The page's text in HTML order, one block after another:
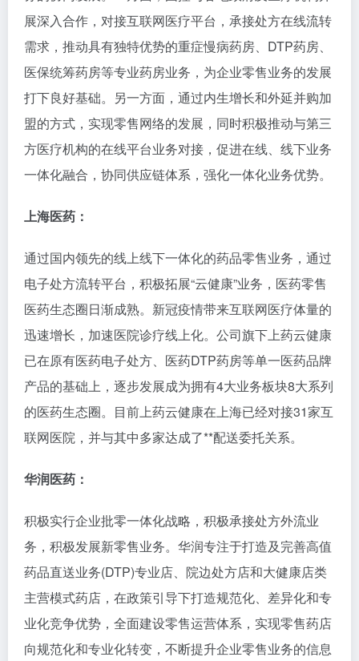
展深入合作，对接互联网医疗平台，承接处方在线流转
需求，推动具有独特优势的重症慢病药房、DTP药房、
医保统筹药房等专业药房业务，为企业零售业务的发展
打下良好基础。另一方面，通过内生增长和外延并购加
盟的方式，实现零售网络的发展，同时积极推动与第三
方医疗机构的在线平台业务对接，促进在线、线下业务
一体化融合，协同供应链体系，强化一体化业务优势。
上海医药：
通过国内领先的线上线下一体化的药品零售业务，通过
电子处方流转平台，积极拓展“云健康”业务，医药零售
医药生态圈日渐成熟。新冠疫情带来互联网医疗体量的
迅速增长，加速医院诊疗线上化。公司旗下上药云健康
已在原有医药电子处方、医药DTP药房等单一医药品牌
产品的基础上，逐步发展成为拥有4大业务板块8大系列
的医药生态圈。目前上药云健康在上海已经对接31家互
联网医院，并与其中多家达成了**配送委托关系。
华润医药：
积极实行企业批零一体化战略，积极承接处方外流业
务，积极发展新零售业务。华润专注于打造及完善高值
药品直送业务(DTP)专业店、院边处方店和大健康店类
主营模式药店，在政策引导下打造规范化、差异化和专
业化竞争优势，全面建设零售运营体系，实现零售药店
向规范化和专业化转变，不断提升企业零售业务的信息